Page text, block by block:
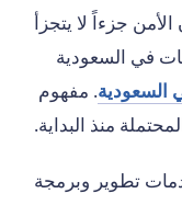
جزءاً لا يتجزأ
في السعودية
السعودية. مفهوم
منذ البداية.
تطوير وبرمجة